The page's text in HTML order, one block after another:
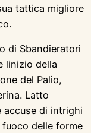
tattica migliore
di Sbandieratori
della
del Palio,
Latto
accuse di intrighi
delle forme